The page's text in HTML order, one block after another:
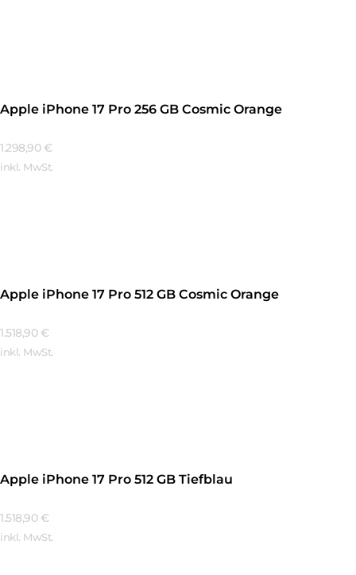
Apple iPhone 17 Pro 256 GB Cosmic Orange
1.298,90 €
inkl. MwSt.
Apple iPhone 17 Pro 512 GB Cosmic Orange
1.518,90 €
inkl. MwSt.
Apple iPhone 17 Pro 512 GB Tiefblau
1.518,90 €
inkl. MwSt.